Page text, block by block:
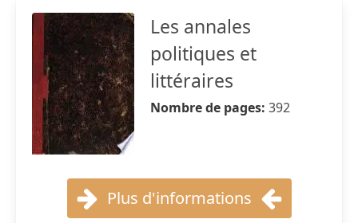
Les annales
politiques et
littéraires
Nombre de pages: 392
Plus d'informations